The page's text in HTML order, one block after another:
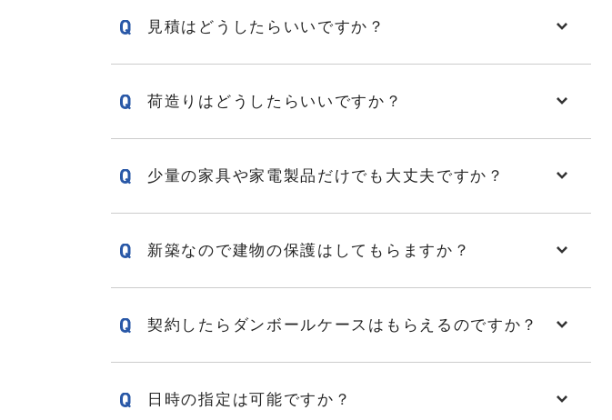
見積はどうしたらいいですか？
荷造りはどうしたらいいですか？
少量の家具や家電製品だけでも大丈夫ですか？
新築なので建物の保護はしてもらますか？
契約したらダンボールケースはもらえるのですか？
日時の指定は可能ですか？